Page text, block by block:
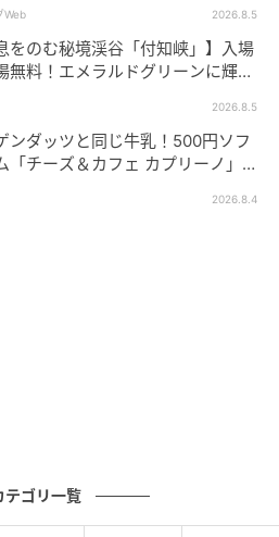
イーツとバニラアイスクリー
せたドルチェミストを。
いエンゼルフードケーキバニ
だけを使った、真っ白でしっ
が魅力です。他のスイーツは
種が一皿に。食後なら複数人
Web 2026.8.5
をのむ秘境渓谷「付知峡」】入場
無料！エメラルドグリーンに輝く
2026.8.5
ンダッツと同じ牛乳！500円ソフ
「チーズ＆カフェ カプリーノ」
2026.8.4
テゴリ一覧